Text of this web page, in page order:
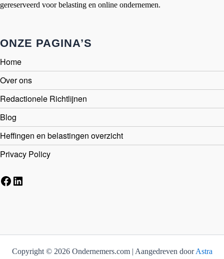
gereserveerd voor belasting en online ondernemen.
ONZE PAGINA’S
Home
Over ons
Redactionele Richtlijnen
Blog
Heffingen en belastingen overzicht
Privacy Policy
Facebook
LinkedIn
Copyright © 2026 Ondernemers.com | Aangedreven doorAstra